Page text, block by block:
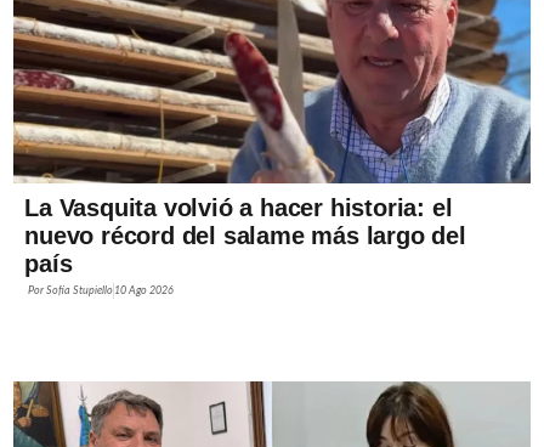
La Vasquita volvió a hacer historia: el
nuevo récord del salame más largo del
país
PorSofía Stupiello 10 Ago 2026